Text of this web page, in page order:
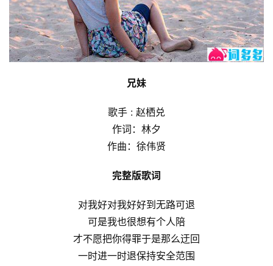
兄妹
歌手 : 赵栖兑
作词：林夕
作曲：徐伟贤
完整版歌词
对我好对我好好到无路可退
可是我也很想有个人陪
才不愿把你得罪于是那么迂回
一时进一时退保持安全范围